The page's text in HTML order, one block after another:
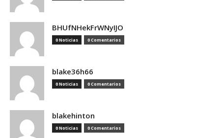
BHUfNHekFrWNyIJO
0 Noticias 0 Comentarios
blake36h66
0 Noticias 0 Comentarios
blakehinton
0 Noticias 0 Comentarios